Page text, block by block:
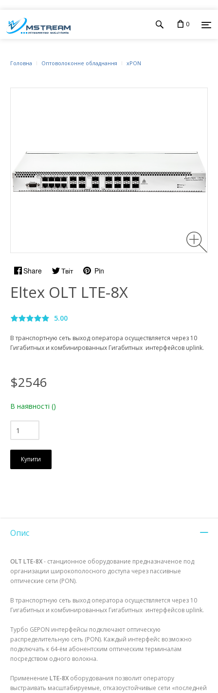
0
Головна Оптоволоконне обладнання xPON
Share Твіт Pin
Eltex OLT LTE-8X
5.00
В транспортную сеть выход оператора осуществляется через 10
Гигабитных и комбинированных Гигабитных интерфейсов uplink.
$2546
В наявності ()
Купити
Опис
OLT LTE-8X- станционное оборудование предназначеное под
организации широкополосного доступа через пассивные
оптические сети (PON).
В транспортную сеть выход оператора осуществляется через 10
Гигабитных и комбинированных Гигабитных интерфейсов uplink.
Tурбо GEPON интерфейсы подключают оптическую
распределительную сеть (PON). Каждый интерфейс возможно
подключать к 64-ём абонентским оптическим терминалам
посредством одного волокна.
Применение LTE-8X оборудования позволит оператору
выстраивать масштабируемые, отказоустойчивые сети «последней